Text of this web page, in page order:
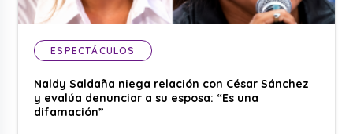
ESPECTÁCULOS
Naldy Saldaña niega relación con César Sánchez
y evalúa denunciar a su esposa: “Es una
difamación”